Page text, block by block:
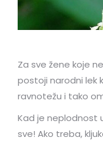
Za sve žene koje
postoji narodni lek
ravnotežu i tako
Kad je neplodnost
sve! Ako treba,